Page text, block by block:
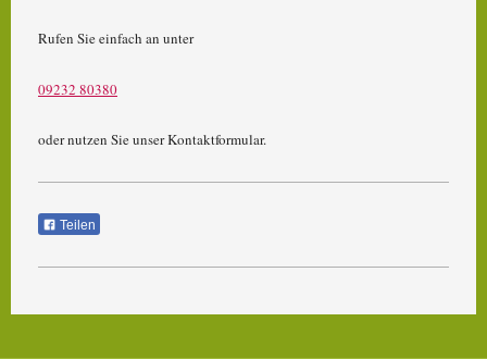
Rufen Sie einfach an unter
09232 80380
oder nutzen Sie unser Kontaktformular.
Teilen